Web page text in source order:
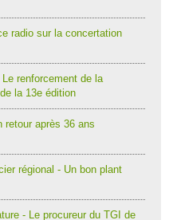
radio sur la concertation
renforcement de la
la 13e édition
retour après 36 ans
régional - Un bon plant
- Le procureur du TGI de